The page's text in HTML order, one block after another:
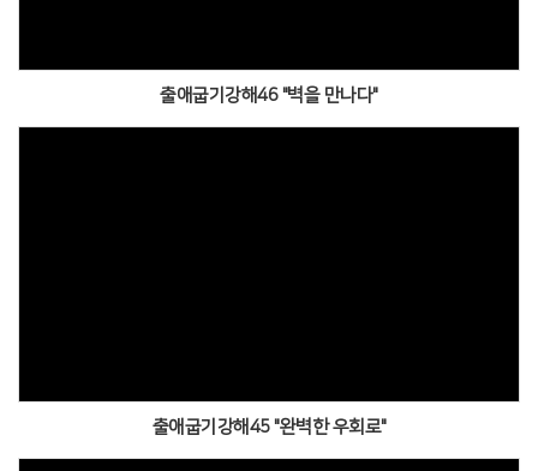
출애굽기강해46 "벽을 만나다"
출애굽기강해45 "완벽한 우회로"